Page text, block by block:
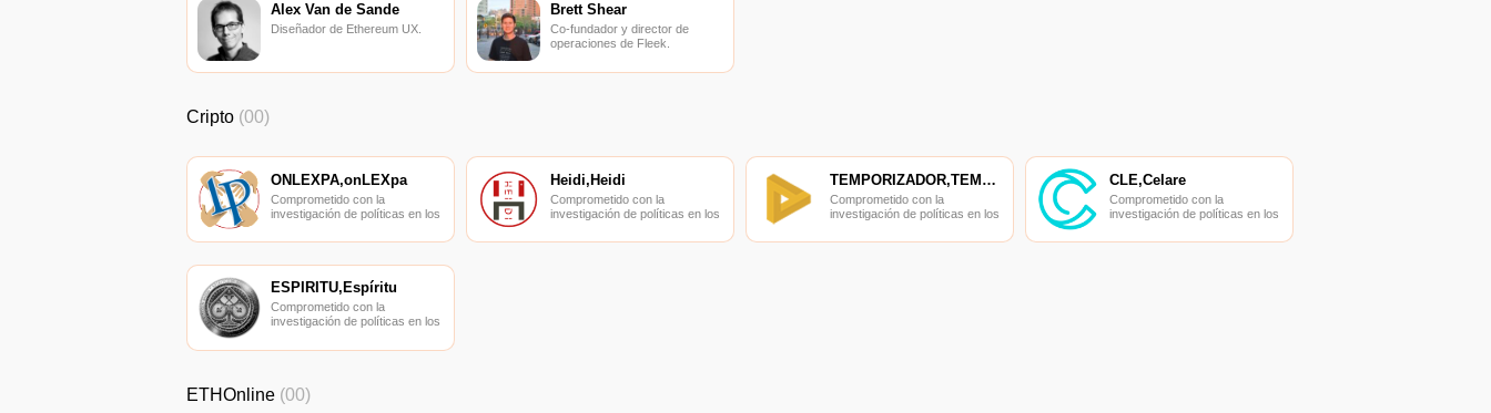
Alex Van de Sande
Diseñador de Ethereum UX.
Brett Shear
Co-fundador y director de
operaciones de Fleek.
Cripto (00)
ONLEXPA,onLEXpa
Comprometido con la
investigación de políticas en los
finanzas, las finanzas
Heidi,Heidi
Comprometido con la
investigación de políticas en los
finanzas, las finanzas
TEMPORIZADOR,TEMPORIZADOR
Comprometido con la
investigación de políticas en los
finanzas, las finanzas
CLE,Celare
Comprometido con la
investigación de políticas en los
finanzas, las finanzas
ESPÍRITU,Espíritu
Comprometido con la
investigación de políticas en los
finanzas, las finanzas
ETHOnline (00)